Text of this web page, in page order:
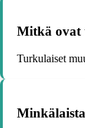
Mitkä ovat
Turkulaiset